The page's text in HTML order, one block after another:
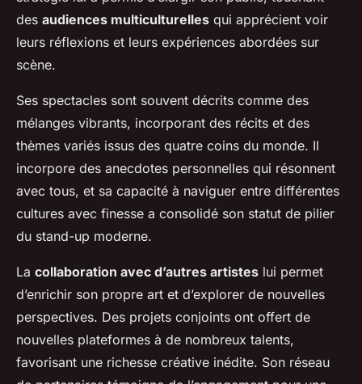
des audiences multiculturelles qui apprécient voir
leurs réflexions et leurs expériences abordées sur
scène.
Ses spectacles sont souvent décrits comme des
mélanges vibrants, incorporant des récits et des
thèmes variés issus des quatre coins du monde. Il
incorpore des anecdotes personnelles qui résonnent
avec tous, et sa capacité à naviguer entre différentes
cultures avec finesse a consolidé son statut de pilier
du stand-up moderne.
La collaboration avec d’autres artistes lui permet
d’enrichir son propre art et d’explorer de nouvelles
perspectives. Des projets conjoints ont offert de
nouvelles plateformes à de nombreux talents,
favorisant une richesse créative inédite. Son réseau